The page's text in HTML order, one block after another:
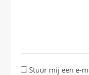
Stuur mij een e-